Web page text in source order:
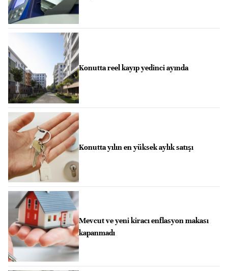
Konutta reel kayıp yedinci ayında
Konutta yılın en yüksek aylık satışı
Mevcut ve yeni kiracı enflasyon makası
kapanmadı